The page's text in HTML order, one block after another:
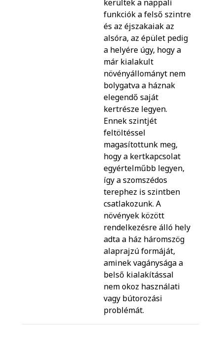
kerültek a nappali
funkciók a felső szintre
és az éjszakaiak az
alsóra, az épület pedig
a helyére úgy, hogy a
már kialakult
növényállományt nem
bolygatva a háznak
elegendő saját
kertrésze legyen.
Ennek szintjét
feltöltéssel
magasítottunk meg,
hogy a kertkapcsolat
egyértelműbb legyen,
így a szomszédos
terephez is szintben
csatlakozunk. A
növények között
rendelkezésre álló hely
adta a ház háromszög
alaprajzú formáját,
aminek vagánysága a
belső kialakítással
nem okoz használati
vagy bútorozási
problémát.